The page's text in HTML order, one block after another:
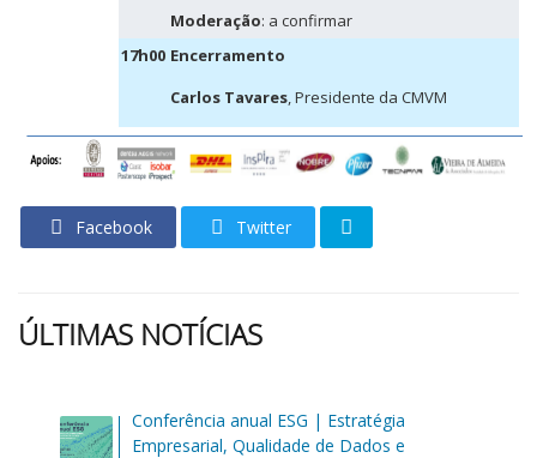
Moderação: a confirmar
17h00 Encerramento
Carlos Tavares, Presidente da CMVM
Facebook Twitter
ÚLTIMAS NOTÍCIAS
Conferência anual ESG | Estratégia
Empresarial, Qualidade de Dados e